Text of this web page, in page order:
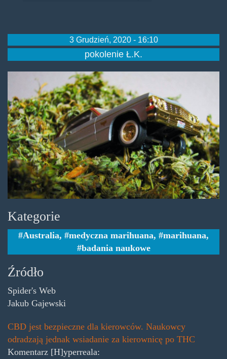
3 Grudzień, 2020 - 16:10
pokolenie Ł.K.
cbd-
drive.jpg
Kategorie
Australia, medyczna marihuana, marihuana,
badania naukowe
Źródło
Spider's Web
Jakub Gajewski
CBD jest bezpieczne dla kierowców. Naukowcy
odradzają jednak wsiadanie za kierownicę po THC
Komentarz [H]yperreala: